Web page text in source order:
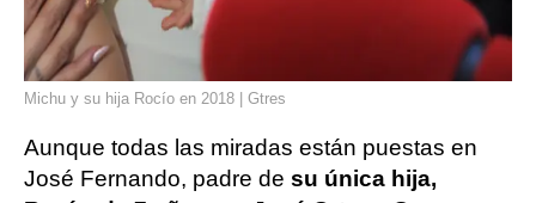
Michu y su hija Rocío en 2018 | Gtres
Aunque todas las miradas están puestas en
José Fernando, padre de su única hija,